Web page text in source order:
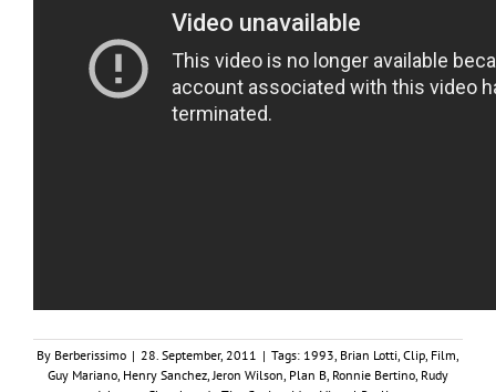
By Berberissimo | 28. September, 2011 | Tags: 1993 Brian Lotti Clip Film
Guy Mariano Henry Sanchez Jeron Wilson Plan B Ronnie Bertino Rudy